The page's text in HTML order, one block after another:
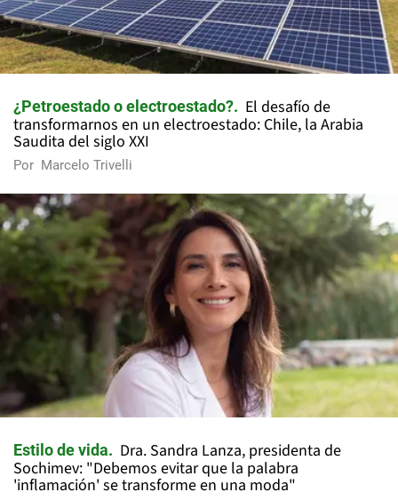
¿Petroestado o electroestado?
El desafío de
transformarnos en un electroestado: Chile, la Arabia
Saudita del siglo XXI
Por Marcelo Trivelli
Estilo de vida
Dra. Sandra Lanza, presidenta de
Sochimev: "Debemos evitar que la palabra
'inflamación' se transforme en una moda"